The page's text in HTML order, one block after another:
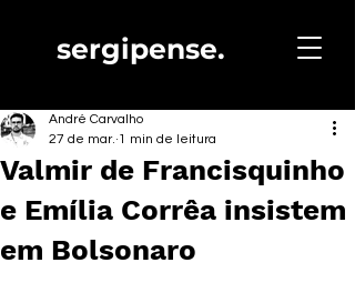
sergipense.
Valmir de Francisquinho
e Emília Corrêa insistem
em Bolsonaro
André Carvalho
27 de mar. 1 min de leitura